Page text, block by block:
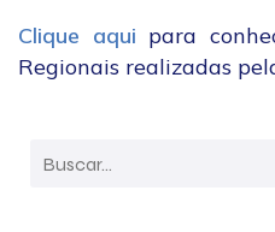
Clique aqui para
Regionais realizadas